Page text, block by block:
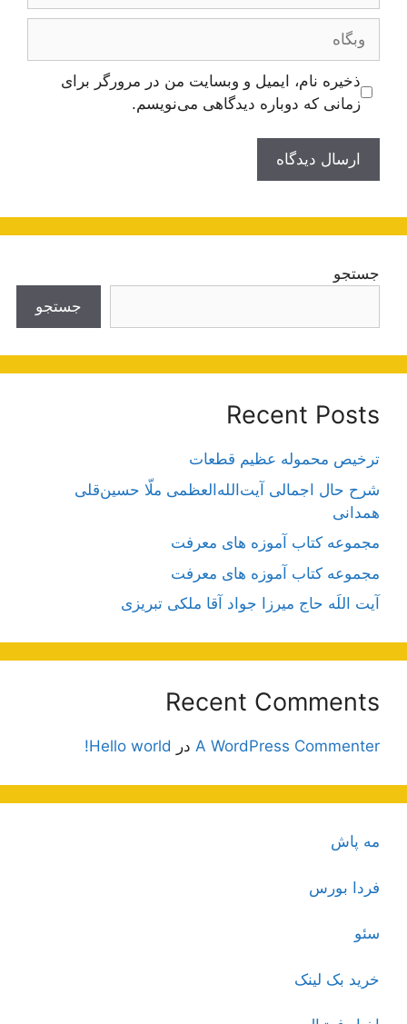
وبگاه
ذخیره نام، ایمیل و وبسایت من در مرورگر برای
زمانی که دوباره دیدگاهی می‌نویسم.
جستجو
جستجو
Recent Posts
ترخیص محموله عظیم قطعات
شرح حال اجمالی آیت‌الله‌العظمی ملّا حسین‌قلی
همدانی
مجموعه کتاب آموزه های معرفت
مجموعه کتاب آموزه های معرفت
آیت اللَه حاج میرزا جواد آقا ملکی تبریزی
Recent Comments
A WordPress Commenter در Hello world!
مه پاش
فردا بورس
سئو
خرید بک لینک